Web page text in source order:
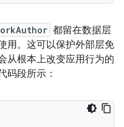
都留在数据层
用。这可以保护外部层免
从根本上改变应用行为的
码段所示：